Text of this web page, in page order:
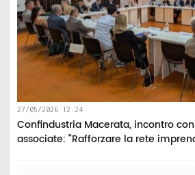
27/05/2026 12:24
Confindustria Macerata, incontro
associate: “Rafforzare la rete